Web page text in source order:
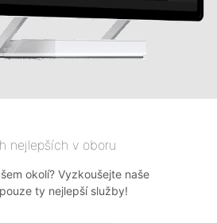
nejlepších v oboru
okolí? Vyzkoušejte naše
ty nejlepší služby!